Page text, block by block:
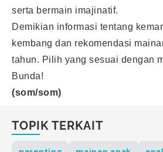
serta bermain imajinatif.
Demikian informasi tentang
kembang dan rekomendasi
tahun. Pilih yang sesuai dengan
Bunda!
(som/som)
TOPIK TERKAIT